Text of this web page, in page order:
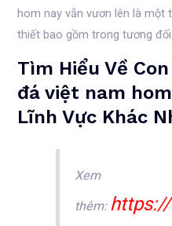
hom nay vẫn vươn lên là một
thiết bao gồm trong tương
Tìm Hiểu Về
đá việt nam
Lĩnh Vực Khác
Xem
thêm: